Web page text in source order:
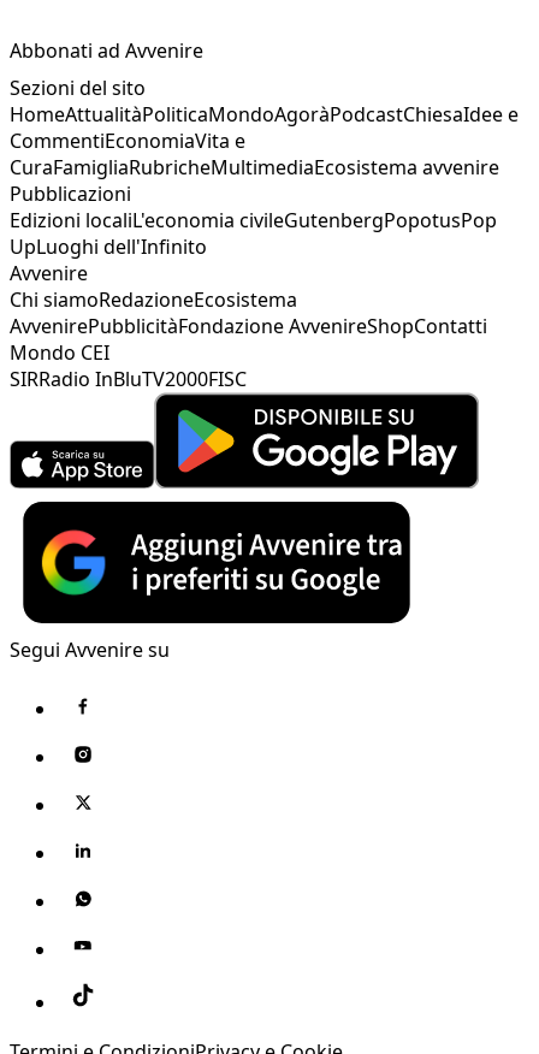
Abbonati ad Avvenire
Sezioni del sito
HomeAttualitàPoliticaMondoAgoràPodcastChiesaIdee e
CommentiEconomiaVita e
CuraFamigliaRubricheMultimediaEcosistema avvenire
Pubblicazioni
Edizioni localiL'economia civileGutenbergPopotusPop
UpLuoghi dell'Infinito
Avvenire
Chi siamoRedazioneEcosistema
AvvenirePubblicitàFondazione AvvenireShopContatti
Mondo CEI
SIRRadio InBluTV2000FISC
Segui Avvenire su